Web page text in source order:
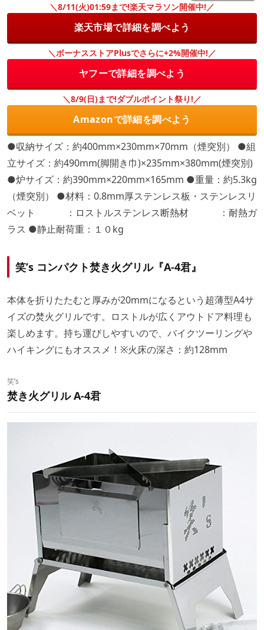
＼8/11(火)01:59まで!楽天マラソン開催中!／
楽天市場で詳細を調べよう
＼ボーナスストアPlusでさらに+2%開催中!／
ヤフーで詳細を調べよう
＼8/9(日)まで!ダブルポイント祭り!／
Amazonで詳細を調べよう
●収納サイズ：約400mm×230mm×70mm（煙突別） ●組
立サイズ：約490mm(脚開き巾)×235mm×380mm(煙突別)
●炉サイズ：約390mm×220mm×165mm ●重量：約5.3kg
（煙突別） ●材料：0.8mm厚ステンレス板・ステンレスリ
ベット ：ロストルステンレス断熱材 ：耐熱ガ
ラス ●静止耐荷重：１０kg
笑’s コンパクト焚き火グリル『A-4君』
本体を折りたたむと厚みが20mmになるという超薄型A4サ
イズの焚火グリルです。ロストルが広くアウトドア料理も
楽しめます。持ち運びしやすいので、バイクツーリングや
ハイキングにもオススメ！※火床の深さ：約128mm
笑’s
焚き火グリル A-4君